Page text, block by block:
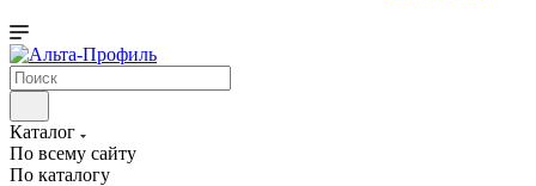
Каталог
По всему сайту
По каталогу